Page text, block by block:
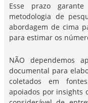
Esse prazo
metodologia de
abordagem de cima
para estimar os
NÃO dependemos
documental para
coletados em
apoiados por insights